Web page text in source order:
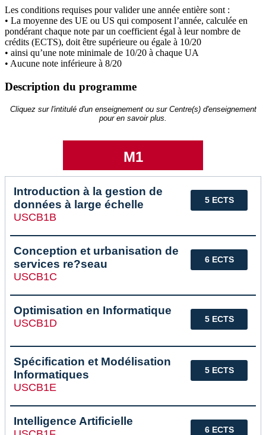
Les conditions requises pour valider une année entière sont :
• La moyenne des UE ou US qui composent l’année, calculée en
pondérant chaque note par un coefficient égal à leur nombre de
crédits (ECTS), doit être supérieure ou égale à 10/20
• ainsi qu’une note minimale de 10/20 à chaque UA
• Aucune note inférieure à 8/20
Description du programme
Cliquez sur l'intitulé d'un enseignement ou sur Centre(s) d'enseignement
pour en savoir plus.
M1
5 ECTS
Introduction à la gestion de
données à large échelle
USCB1B
6 ECTS
Conception et urbanisation de
services re?seau
USCB1C
5 ECTS
Optimisation en Informatique
USCB1D
5 ECTS
Spécification et Modélisation
Informatiques
USCB1E
6 ECTS
Intelligence Artificielle